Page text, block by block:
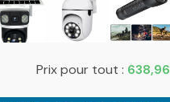
Prix pour tout : 638,96